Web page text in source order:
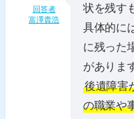
回答者
富澤貴浩
状を残す
具体的に
に残った
がありま
後遺障害
の職業や